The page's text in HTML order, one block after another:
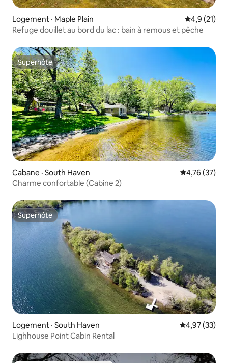
Logement · Maple Plain Note
4,9 (21)
Refuge douillet au bord du lac : bain à remous et pêche
Superhôte
Superhôte
Cabane · South Haven Note
4,76 (37)
Charme confortable (Cabine 2)
Superhôte
Superhôte
Logement · South Haven Note
4,97 (33)
Lighhouse Point Cabin Rental